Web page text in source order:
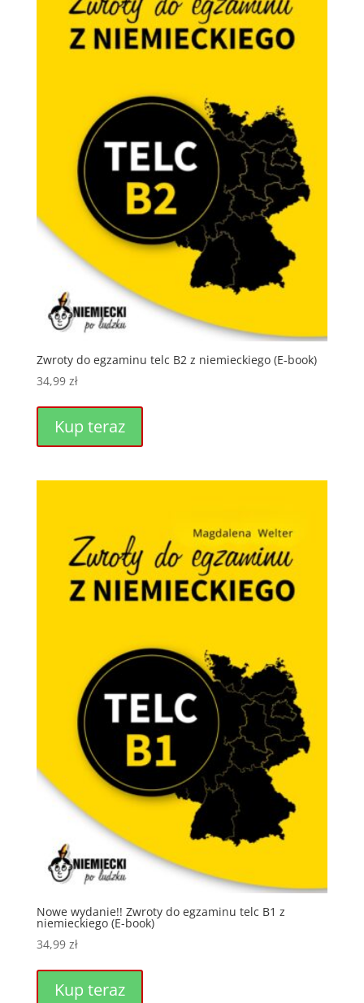
Zwroty do egzaminu telc B2 z niemieckiego (E-book)
34,99 zł
Kup teraz
Nowe wydanie!! Zwroty do egzaminu telc B1 z
niemieckiego (E-book)
34,99 zł
Kup teraz